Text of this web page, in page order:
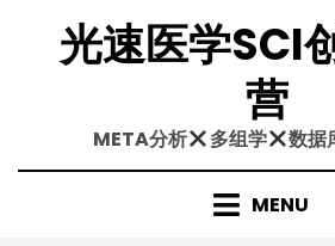
content光速医学SCI
营
META分析 多组学 数据
MENU